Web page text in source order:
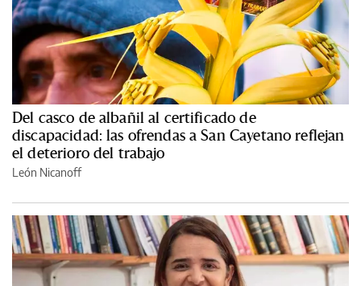
Del casco de albañil al certificado de
discapacidad: las ofrendas a San Cayetano reflejan
el deterioro del trabajo
León Nicanoff